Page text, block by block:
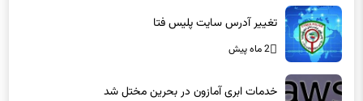
تغییر آدرس سایت پلیس فتا
2 ماه پیش
خدمات ابری آمازون در بحرین مختل شد